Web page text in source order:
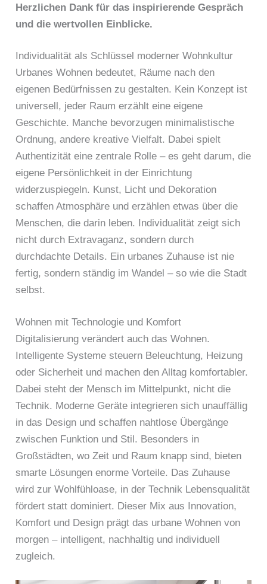
Herzlichen Dank für das inspirierende Gespräch
und die wertvollen Einblicke.
Individualität als Schlüssel moderner Wohnkultur
Urbanes Wohnen bedeutet, Räume nach den
eigenen Bedürfnissen zu gestalten. Kein Konzept ist
universell, jeder Raum erzählt eine eigene
Geschichte. Manche bevorzugen minimalistische
Ordnung, andere kreative Vielfalt. Dabei spielt
Authentizität eine zentrale Rolle – es geht darum, die
eigene Persönlichkeit in der Einrichtung
widerzuspiegeln. Kunst, Licht und Dekoration
schaffen Atmosphäre und erzählen etwas über die
Menschen, die darin leben. Individualität zeigt sich
nicht durch Extravaganz, sondern durch
durchdachte Details. Ein urbanes Zuhause ist nie
fertig, sondern ständig im Wandel – so wie die Stadt
selbst.
Wohnen mit Technologie und Komfort
Digitalisierung verändert auch das Wohnen.
Intelligente Systeme steuern Beleuchtung, Heizung
oder Sicherheit und machen den Alltag komfortabler.
Dabei steht der Mensch im Mittelpunkt, nicht die
Technik. Moderne Geräte integrieren sich unauffällig
in das Design und schaffen nahtlose Übergänge
zwischen Funktion und Stil. Besonders in
Großstädten, wo Zeit und Raum knapp sind, bieten
smarte Lösungen enorme Vorteile. Das Zuhause
wird zur Wohlfühloase, in der Technik Lebensqualität
fördert statt dominiert. Dieser Mix aus Innovation,
Komfort und Design prägt das urbane Wohnen von
morgen – intelligent, nachhaltig und individuell
zugleich.